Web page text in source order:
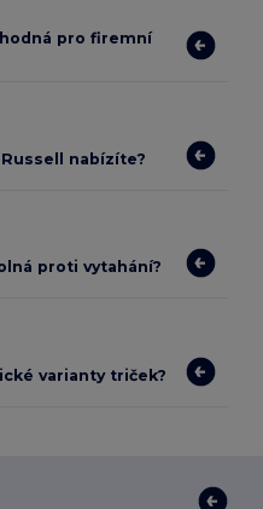
pro firemní
nabízíte?
proti vytahání?
varianty triček?